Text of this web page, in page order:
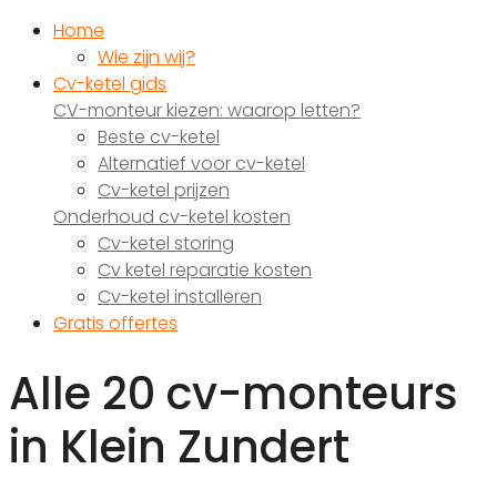
Home
Wie zijn wij?
Cv-ketel gids
CV-monteur kiezen: waarop letten?
Beste cv-ketel
Alternatief voor cv-ketel
Cv-ketel prijzen
Onderhoud cv-ketel kosten
Cv-ketel storing
Cv ketel reparatie kosten
Cv-ketel installeren
Gratis offertes
Alle 20 cv-monteurs
in Klein Zundert